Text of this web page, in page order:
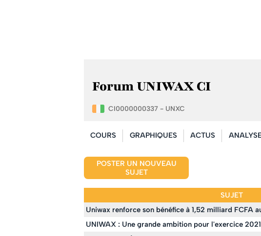
Forum UNIWAX CI
CI0000000337 - UNXC
COURS GRAPHIQUES ACTUS
POSTER UN NOUVEAU
SUJET
SUJET
Uniwax renforce son bénéfice à 1,52 milliard FCFA
UNIWAX : Une grande ambition pour l'exercice 2021